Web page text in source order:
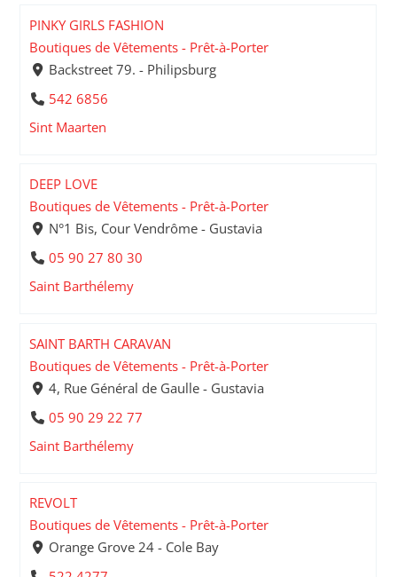
PINKY GIRLS FASHION
Boutiques de Vêtements - Prêt-à-Porter
Backstreet 79. - Philipsburg
542 6856
Sint Maarten
DEEP LOVE
Boutiques de Vêtements - Prêt-à-Porter
N°1 Bis, Cour Vendrôme - Gustavia
05 90 27 80 30
Saint Barthélemy
SAINT BARTH CARAVAN
Boutiques de Vêtements - Prêt-à-Porter
4, Rue Général de Gaulle - Gustavia
05 90 29 22 77
Saint Barthélemy
REVOLT
Boutiques de Vêtements - Prêt-à-Porter
Orange Grove 24 - Cole Bay